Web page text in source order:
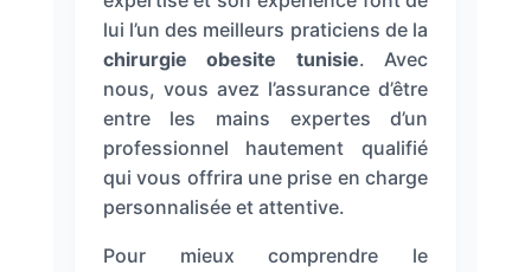
lui l’un des meilleurs praticiens de la
chirurgie obesite tunisie. Avec
nous, vous avez l’assurance d’être
entre les mains expertes d’un
professionnel hautement qualifié
qui vous offrira une prise en charge
personnalisée et attentive.
Pour mieux comprendre le